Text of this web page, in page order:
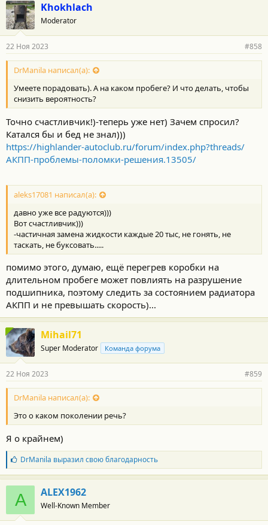
Khokhlach
Moderator
22 Ноя 2023 #858
DrManila написал(а):
Умеете порадовать). А на каком пробеге? И что делать, чтобы
снизить вероятность?
Точно счастливчик!)-теперь уже нет) Зачем спросил?
Катался бы и бед не знал)))
https://highlander-autoclub.ru/forum/index.php?threads/
АКПП-проблемы-поломки-решения.13505/
aleks17081 написал(а):
давно уже все радуются)))
Вот счастливчик)))
-частичная замена жидкости каждые 20 тыс, не гонять, не
таскать, не буксовать.....
помимо этого, думаю, ещё перегрев коробки на
длительном пробеге может повлиять на разрушение
подшипника, поэтому следить за состоянием радиатора
АКПП и не превышать скорость)...
Mihail71
Super Moderator Команда форума
22 Ноя 2023 #859
DrManila написал(а):
Это о каком поколении речь?
Я о крайнем)
Б
л
а
г
о
д
а
DrManila выразил свою благодарность
A ALEX1962
Well-Known Member